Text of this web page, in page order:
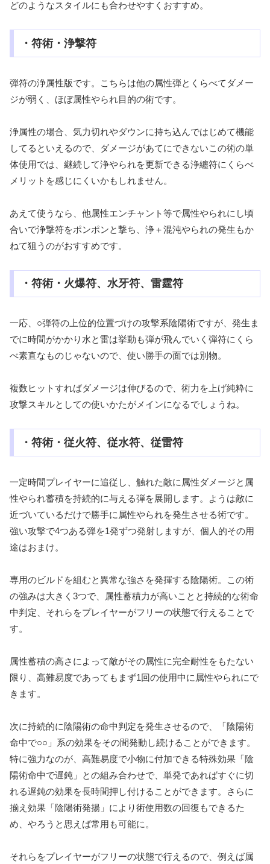
どのようなスタイルにも合わせやすくおすすめ。
・符術・浄撃符
弾符の浄属性版です。こちらは他の属性弾とくらべてダメー
ジが弱く、ほぼ属性やられ目的の術です。
浄属性の場合、気力切れやダウンに持ち込んではじめて機能
してるといえるので、ダメージがあてにできないこの術の単
体使用では、継続して浄やられを更新できる浄纏符にくらべ
メリットを感じにくいかもしれません。
あえて使うなら、他属性エンチャント等で属性やられにし頃
合いで浄撃符をポンポンと撃ち、浄＋混沌やられの発生もか
ねて狙うのがおすすめです。
・符術・火爆符、水牙符、雷霆符
一応、○弾符の上位的位置づけの攻撃系陰陽術ですが、発生ま
でに時間がかかり水と雷は挙動も弾が飛んでいく弾符にくら
べ素直なものじゃないので、使い勝手の面では別物。
複数ヒットすればダメージは伸びるので、術力を上げ純粋に
攻撃スキルとしての使いかたがメインになるでしょうね。
・符術・従火符、従水符、従雷符
一定時間プレイヤーに追従し、触れた敵に属性ダメージと属
性やられ蓄積を持続的に与える弾を展開します。ようは敵に
近づいているだけで勝手に属性やられを発生させる術です。
強い攻撃で4つある弾を1発ずつ発射しますが、個人的その用
途はおまけ。
専用のビルドを組むと異常な強さを発揮する陰陽術。この術
の強みは大きく3つで、属性蓄積力が高いことと持続的な術命
中判定、それらをプレイヤーがフリーの状態で行えることで
す。
属性蓄積の高さによって敵がその属性に完全耐性をもたない
限り、高難易度であってもまず1回の使用中に属性やられにで
きます。
次に持続的に陰陽術の命中判定を発生させるので、「陰陽術
命中で○○」系の効果をその間発動し続けることができます。
特に強力なのが、高難易度で小物に付加できる特殊効果「陰
陽術命中で遅鈍」との組み合わせで、単発であればすぐに切
れる遅鈍の効果を長時間押し付けることができます。さらに
揃え効果「陰陽術発揚」により術使用数の回復もできるた
め、やろうと思えば常用も可能に。
それらをプレイヤーがフリーの状態で行えるので、例えば属